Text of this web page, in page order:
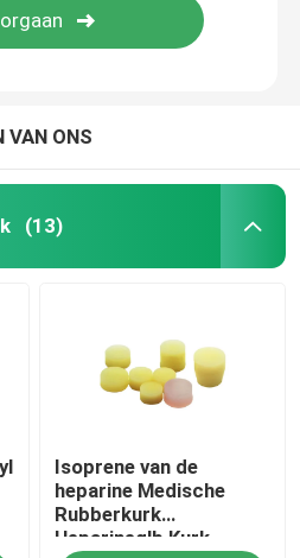
VAN ONS
(13)
Isoprene van de
heparine Medische
Rubberkurk
Heparineglb Kurk